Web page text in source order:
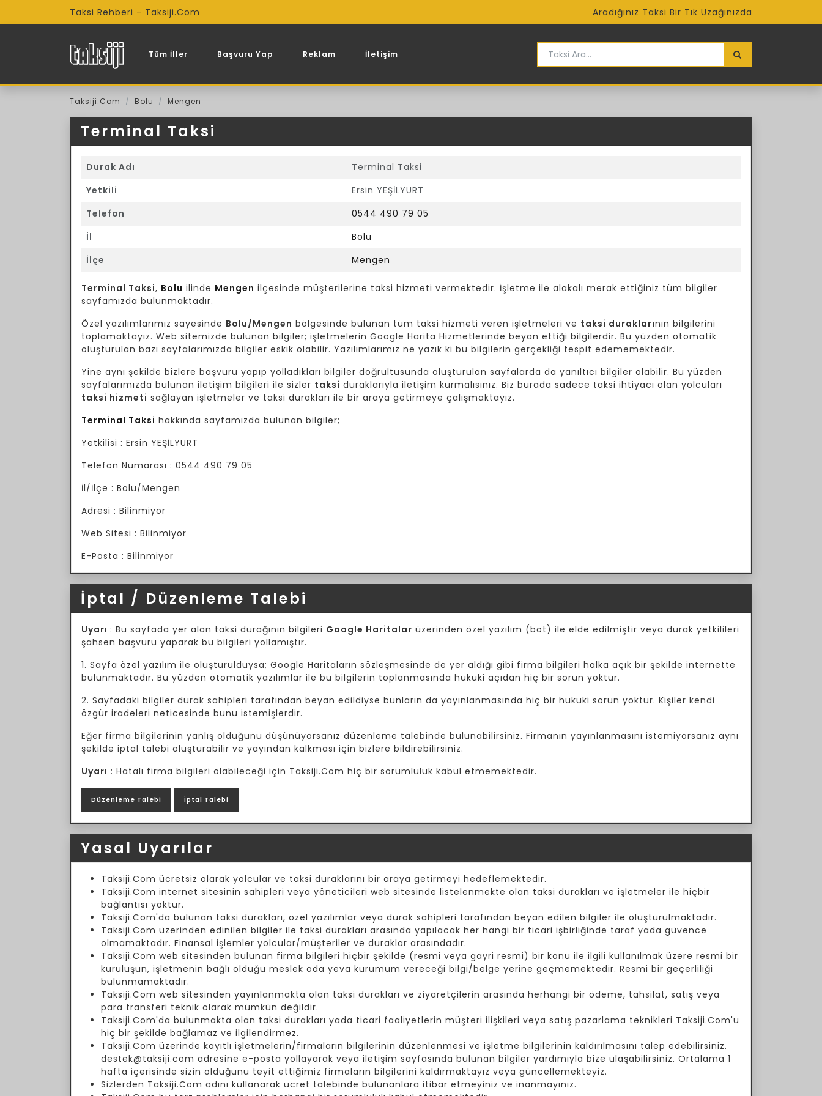
Taksi Rehberi - Taksiji.Com Aradığınız Taksi Bir Tık Uzağınızda
Tüm İller Başvuru Yap Reklam İletişim
Taksiji.Com Bolu Mengen
Terminal Taksi
Durak Adı
Terminal Taksi
Yetkili
Ersin YEŞİLYURT
Telefon
0544 490 79 05
İl
Bolu
İlçe
Mengen
Terminal Taksi, Bolu ilinde Mengen ilçesinde müşterilerine taksi hizmeti vermektedir. İşletme ile alakalı merak ettiğiniz tüm bilgiler
sayfamızda bulunmaktadır.
Özel yazılımlarımız sayesinde Bolu/Mengen bölgesinde bulunan tüm taksi hizmeti veren işletmeleri ve taksi duraklarının bilgilerini
toplamaktayız. Web sitemizde bulunan bilgiler; işletmelerin Google Harita Hizmetlerinde beyan ettiği bilgilerdir. Bu yüzden otomatik
oluşturulan bazı sayfalarımızda bilgiler eskik olabilir. Yazılımlarımız ne yazık ki bu bilgilerin gerçekliği tespit edememektedir.
Yine aynı şekilde bizlere başvuru yapıp yolladıkları bilgiler doğrultusunda oluşturulan sayfalarda da yanıltıcı bilgiler olabilir. Bu yüzden
sayfalarımızda bulunan iletişim bilgileri ile sizler taksi duraklarıyla iletişim kurmalısınız. Biz burada sadece taksi ihtiyacı olan yolcuları
taksi hizmeti sağlayan işletmeler ve taksi durakları ile bir araya getirmeye çalışmaktayız.
Terminal Taksi hakkında sayfamızda bulunan bilgiler;
Yetkilisi : Ersin YEŞİLYURT
Telefon Numarası : 0544 490 79 05
İl/İlçe : Bolu/Mengen
Adresi : Bilinmiyor
Web Sitesi : Bilinmiyor
E-Posta : Bilinmiyor
İptal / Düzenleme Talebi
Uyarı : Bu sayfada yer alan taksi durağının bilgileri Google Haritalar üzerinden özel yazılım (bot) ile elde edilmiştir veya durak yetkilileri
şahsen başvuru yaparak bu bilgileri yollamıştır.
1. Sayfa özel yazılım ile oluşturulduysa; Google Haritaların sözleşmesinde de yer aldığı gibi firma bilgileri halka açık bir şekilde internette
bulunmaktadır. Bu yüzden otomatik yazılımlar ile bu bilgilerin toplanmasında hukuki açıdan hiç bir sorun yoktur.
2. Sayfadaki bilgiler durak sahipleri tarafından beyan edildiyse bunların da yayınlanmasında hiç bir hukuki sorun yoktur. Kişiler kendi
özgür iradeleri neticesinde bunu istemişlerdir.
Eğer firma bilgilerinin yanlış olduğunu düşünüyorsanız düzenleme talebinde bulunabilirsiniz. Firmanın yayınlanmasını istemiyorsanız aynı
şekilde iptal talebi oluşturabilir ve yayından kalkması için bizlere bildirebilirsiniz.
Uyarı : Hatalı firma bilgileri olabileceği için Taksiji.Com hiç bir sorumluluk kabul etmemektedir.
Düzenleme Talebi İptal Talebi
Yasal Uyarılar
Taksiji.Com ücretsiz olarak yolcular ve taksi duraklarını bir araya getirmeyi hedeflemektedir.
Taksiji.Com internet sitesinin sahipleri veya yöneticileri web sitesinde listelenmekte olan taksi durakları ve işletmeler ile hiçbir
bağlantısı yoktur.
Taksiji.Com'da bulunan taksi durakları, özel yazılımlar veya durak sahipleri tarafından beyan edilen bilgiler ile oluşturulmaktadır.
Taksiji.Com üzerinden edinilen bilgiler ile taksi durakları arasında yapılacak her hangi bir ticari işbirliğinde taraf yada güvence
olmamaktadır. Finansal işlemler yolcular/müşteriler ve duraklar arasındadır.
Taksiji.Com web sitesinden bulunan firma bilgileri hiçbir şekilde (resmi veya gayri resmi) bir konu ile ilgili kullanılmak üzere resmi bir
kuruluşun, işletmenin bağlı olduğu meslek oda yeva kurumum vereceği bilgi/belge yerine geçmemektedir. Resmi bir geçerliliği
bulunmamaktadır.
Taksiji.Com web sitesinden yayınlanmakta olan taksi durakları ve ziyaretçilerin arasında herhangi bir ödeme, tahsilat, satış veya
para transferi teknik olarak mümkün değildir.
Taksiji.Com'da bulunmakta olan taksi durakları yada ticari faaliyetlerin müşteri ilişkileri veya satış pazarlama teknikleri Taksiji.Com'u
hiç bir şekilde bağlamaz ve ilgilendirmez.
Taksiji.Com üzerinde kayıtlı işletmelerin/firmaların bilgilerinin düzenlenmesi ve işletme bilgilerinin kaldırılmasını talep edebilirsiniz.
destek@taksiji.com adresine e-posta yollayarak veya iletişim sayfasında bulunan bilgiler yardımıyla bize ulaşabilirsiniz. Ortalama 1
hafta içerisinde sizin olduğunu teyit ettiğimiz firmaların bilgilerini kaldırmaktayız veya güncellemekteyiz.
Sizlerden Taksiji.Com adını kullanarak ücret talebinde bulunanlara itibar etmeyiniz ve inanmayınız.